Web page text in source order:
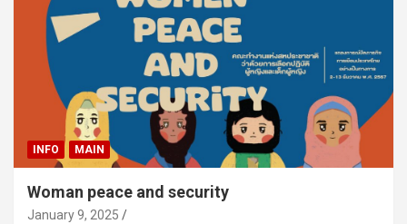
INFO MAIN
Woman peace and security
January 9, 2025